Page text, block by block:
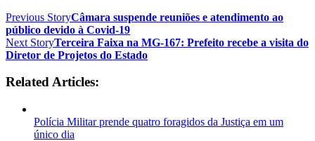
Previous StoryCâmara suspende reuniões e atendimento ao
público devido à Covid-19
Next StoryTerceira Faixa na MG-167: Prefeito recebe a visita do
Diretor de Projetos do Estado
Related Articles:
Polícia Militar prende quatro foragidos da Justiça em um
único dia